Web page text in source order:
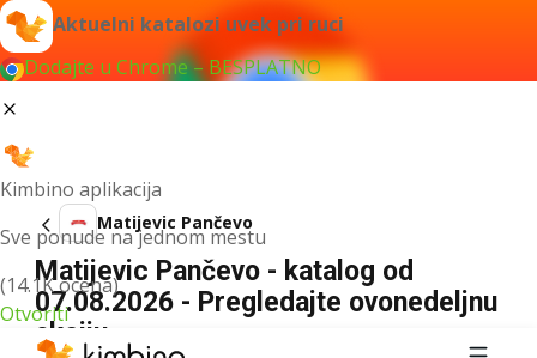
Aktuelni katalozi uvek pri ruci
Dodajte u Chrome – BESPLATNO
Kimbino aplikacija
Sve ponude na jednom mestu
(14.1K ocena)
Otvoriti
Matijevic Pančevo
Matijevic Pančevo - katalog od
07.08.2026 - Pregledajte ovonedeljnu
akciju